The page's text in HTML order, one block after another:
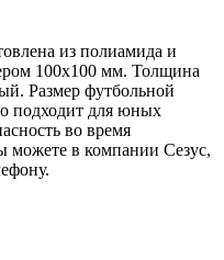
из полиамида и
100x100 мм. Толщина
Размер футбольной
подходит для юных
во время
можете в компании Сезус,